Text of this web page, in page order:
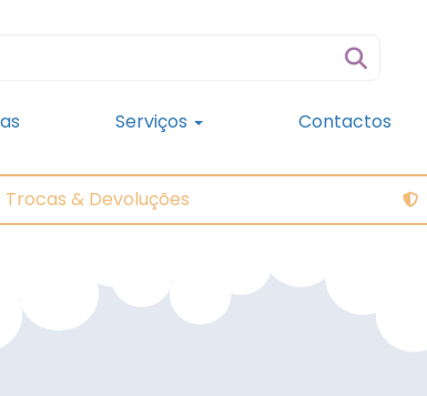
Serviços Contactos
Trocas & Devoluções